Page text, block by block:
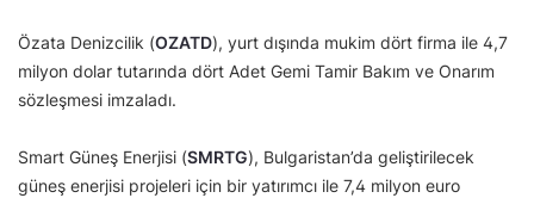
Özata Denizcilik (OZATD), yurt dışında mukim dört firma ile 4,7
milyon dolar tutarında dört Adet Gemi Tamir Bakım ve Onarım
sözleşmesi imzaladı.
Smart Güneş Enerjisi (SMRTG), Bulgaristan’da geliştirilecek
güneş enerjisi projeleri için bir yatırımcı ile 7,4 milyon euro